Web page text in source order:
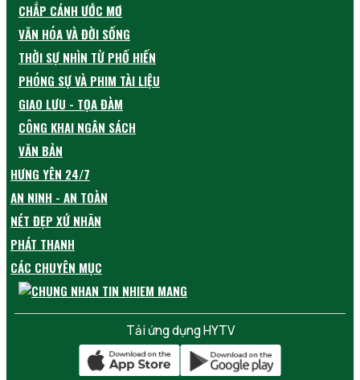
CHẮP CÁNH ƯỚC MƠ
VĂN HÓA VÀ ĐỜI SỐNG
THỜI SỰ NHÌN TỪ PHỐ HIẾN
PHÓNG SỰ VÀ PHIM TÀI LIỆU
GIAO LƯU - TỌA ĐÀM
CÔNG KHAI NGÂN SÁCH
VĂN BẢN
HƯNG YÊN 24/7
AN NINH - AN TOÀN
NÉT ĐẸP XỨ NHÃN
PHÁT THANH
CÁC CHUYÊN MỤC
Tải ứng dụng HYTV